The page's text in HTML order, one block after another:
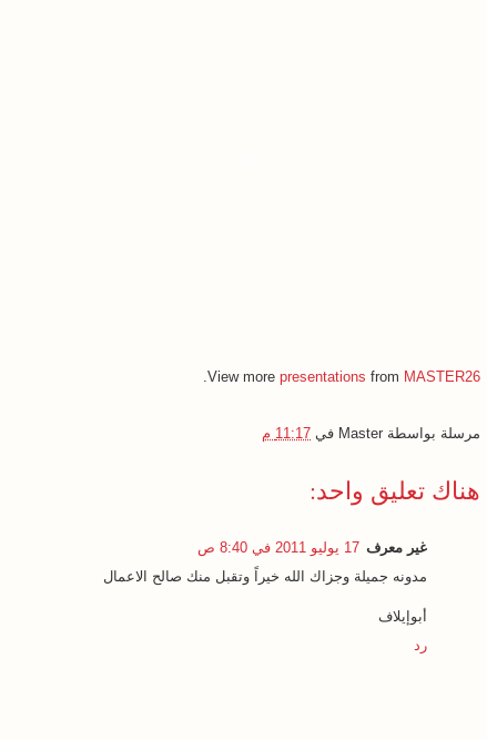
View more presentations from MASTER26
.
مرسلة بواسطة Master في 11:17 م
هناك تعليق واحد:
غير معرف 17 يوليو 2011 في 8:40 ص
مدونه جميلة وجزاك الله خيراً وتقبل منك صالح الاعمال
أبوإيلاف
رد